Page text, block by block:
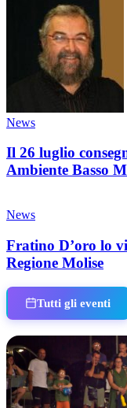
News
Il 26 luglio
Ambiente Basso
News
Fratino D’oro lo
Regione Molise
Tutti gli eventi